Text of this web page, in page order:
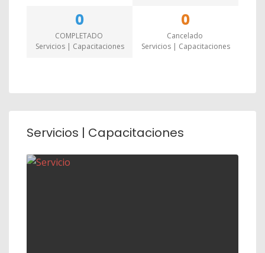
0
COMPLETADO
Servicios | Capacitaciones
0
Cancelado
Servicios | Capacitaciones
Servicios | Capacitaciones